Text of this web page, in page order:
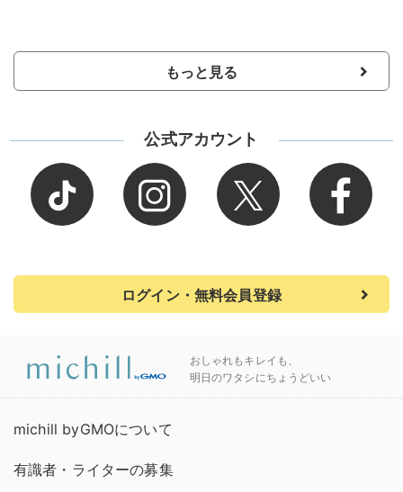
もっと見る
公式アカウント
ログイン・無料会員登録
おしゃれもキレイも、
明日のワタシにちょうどいい
michill byGMOについて
有識者・ライターの募集